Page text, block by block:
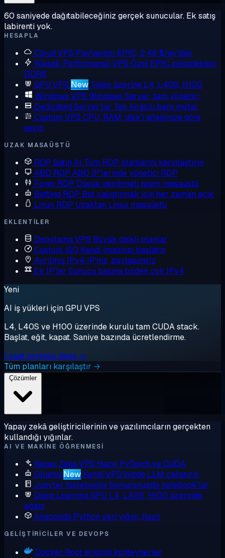
60 saniyede dağıtabileceğiniz gerçek sunucular. Ek satış
labirenti yok.
HESAPLA
Cloud VPS Paylaşımlı EPYC, 2,48 $/ay'dan
Yüksek Performanslı VPS Özel EPYC çekirdekleri,
DDR5
GPU VPS New Talep üzerine L4, L40S, H100
Windows VPS Windows Server, tam yönetici
Dedicated Server'lar Tek kiracılı bare metal
Custom VPS CPU, RAM, disk'i isteğinize göre
seçin
UZAK MASAÜSTÜ
RDP Satın Al Tüm RDP planlarını karşılaştırın
ABD RDP ABD IP'lerinde yönetici RDP
Forex RDP Düşük gecikmeli işlem masaüstü
Botting RDP Bot çalıştırmak için her zaman açık
Linux RDP Uzaktan Linux masaüstü
EKLENTILER
Depolama VPS Büyük diskli planlar
Custom ISO Kendi imajınızı başlatın
Ayrılmış IPv4 IP'niz, paylaşımsız
Ek IP'ler Sunucu başına birden çok IPv4
Yeni
AI iş yükleri için GPU VPS
L4, L40S ve H100 üzerinde kurulu tam CUDA stack.
Başlat, eğit, kapat. Saniye bazında ücretlendirme.
1 saat ücretsiz dene →
Tüm planları karşılaştır →
Çözümler
Yapay zekâ geliştiricilerinin ve yazılımcıların gerçekten
kullandığı yığınlar.
AI VE MAKINE ÖĞRENMESI
Yapay Zeka VPS Hazır PyTorch ve CUDA
Ollama New Kendi VPS'inizde LLM çalıştırın
Jupyter Notebooks Sunucunuzda notebook'lar
Deep Learning GPU L4, L40S, H100 üzerinde
eğitin
Anaconda Python veri yığını, hazır
GELIŞTIRICILER VE DEVOPS
Docker Root erişimli konteynerler